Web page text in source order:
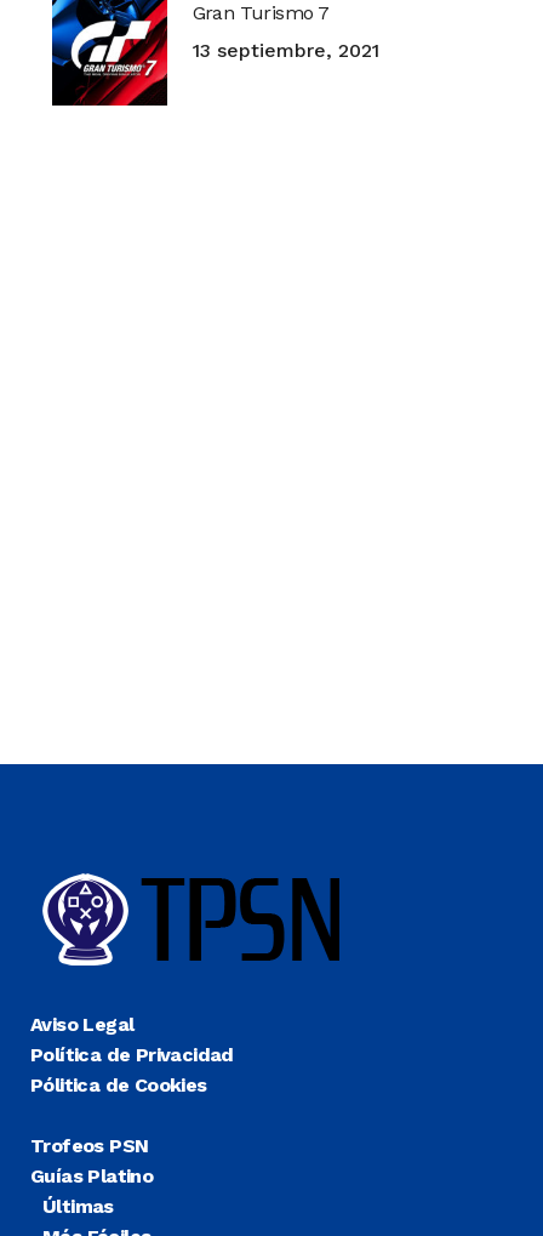
Gran Turismo 7
13 septiembre, 2021
Aviso Legal
Política de Privacidad
Pólitica de Cookies
Trofeos PSN
Guías Platino
Últimas